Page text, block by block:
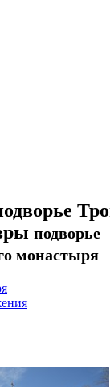
подворье
монастыря